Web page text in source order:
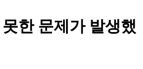
한 문제가 발생했